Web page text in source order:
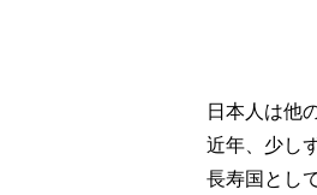
日本人は他
近年、少し
長寿国とし